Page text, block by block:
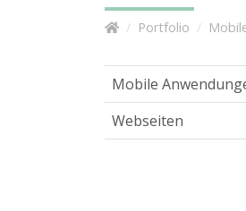
Portfolio
Mobile
Webseiten